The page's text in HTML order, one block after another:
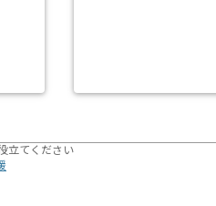
立てください